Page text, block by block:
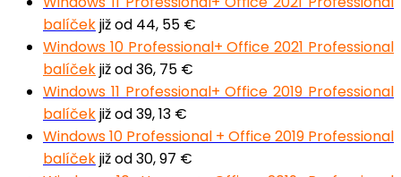
balíčekjiž od 44, 55 €
Windows 10 Professional+ Office 2021 Professional
balíčekjiž od 36, 75 €
Windows 11 Professional+ Office 2019 Professional
balíčekjiž od 39, 13 €
Windows 10 Professional + Office 2019 Professional
balíčekjiž od 30, 97 €